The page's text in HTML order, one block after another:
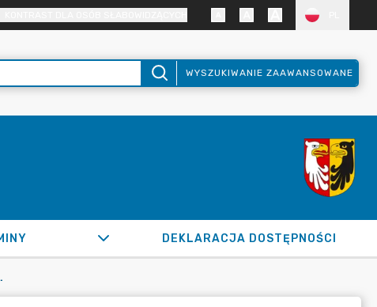
WYSZUKIWANIE ZAAWANSOWANE
DEKLARACJA DOSTĘPNOŚCI
„RAPORTU O STANIE GMINY RASZYN”